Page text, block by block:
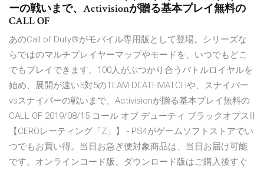
ーの戦いまで、Activisionが贈る基本プレイ無料の
CALL OF
あのCall of Duty®がモバイル専用版として登場。シリーズな
らではのマルチプレイヤーマップやモードを、いつでもどこ
でもプレイできます。100人がぶつかり合うバトルロイヤルを
始め、展開が速い5対5のTEAM DEATHMATCHや、スナイパー
vsスナイパーの戦いまで、Activisionが贈る基本プレイ無料の
CALL OF 2019/08/15 コール オブ デューティ ブラックオプスIII
【CEROレーティング「Z」】 - PS4がゲームソフトストアでい
つでもお買い得。当日お急ぎ便対象商品は、当日お届け可能
です。オンラインコード版、ダウンロード版はご購入後すぐ